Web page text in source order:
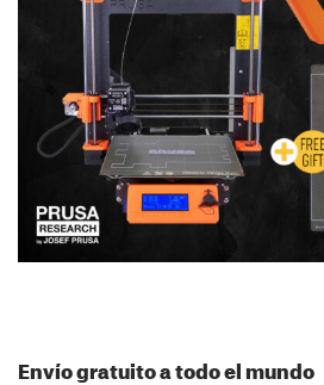
Envío gratuito a todo el mundo